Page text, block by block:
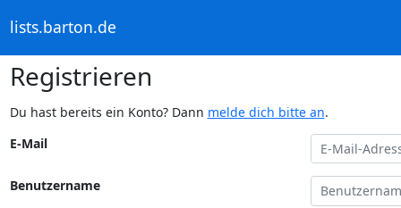
lists.barton.de
Registrieren
Du hast bereits ein Konto? Dann melde dich bitte an.
E-Mail
Benutzername